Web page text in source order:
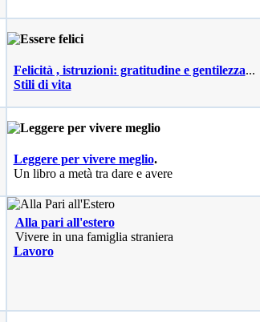
Felicità , istruzioni: gratitudine e gentilezza...
Stili di vita
Leggere per vivere meglio.
Un libro a metà tra dare e avere
Alla pari all'estero
Vivere in una famiglia straniera
Lavoro